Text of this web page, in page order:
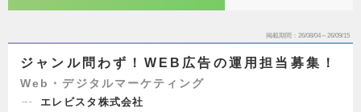
掲載期間 26/08/04～26/09/15
ジャンル問わず！WEB広告の運用担当募集！
Web・デジタルマーケティング
エレビスタ株式会社